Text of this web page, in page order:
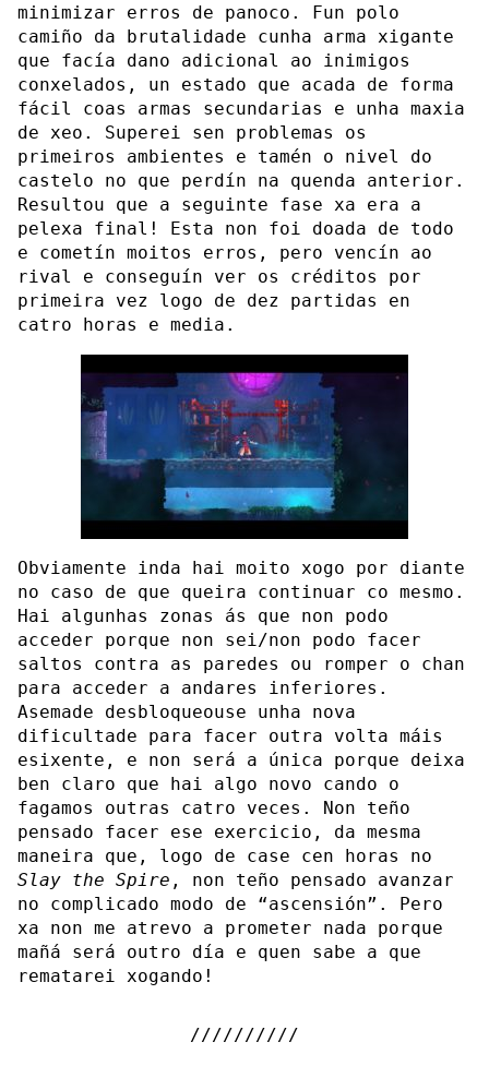
minimizar erros de panoco. Fun polo
camiño da brutalidade cunha arma xigante
que facía dano adicional ao inimigos
conxelados, un estado que acada de forma
fácil coas armas secundarias e unha maxia
de xeo. Superei sen problemas os
primeiros ambientes e tamén o nivel do
castelo no que perdín na quenda anterior.
Resultou que a seguinte fase xa era a
pelexa final! Esta non foi doada de todo
e cometín moitos erros, pero vencín ao
rival e conseguín ver os créditos por
primeira vez logo de dez partidas en
catro horas e media.
Obviamente inda hai moito xogo por diante
no caso de que queira continuar co mesmo.
Hai algunhas zonas ás que non podo
acceder porque non sei/non podo facer
saltos contra as paredes ou romper o chan
para acceder a andares inferiores.
Asemade desbloqueouse unha nova
dificultade para facer outra volta máis
esixente, e non será a única porque deixa
ben claro que hai algo novo cando o
fagamos outras catro veces. Non teño
pensado facer ese exercicio, da mesma
maneira que, logo de case cen horas no
Slay the Spire , non teño pensado avanzar
no complicado modo de “ascensión”. Pero
xa non me atrevo a prometer nada porque
mañá será outro día e quen sabe a que
rematarei xogando!